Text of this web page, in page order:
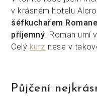
v krásném hotelu
šéfkuchařem
příjemný. Roman umí
Celý kurz nese v
Půjčení